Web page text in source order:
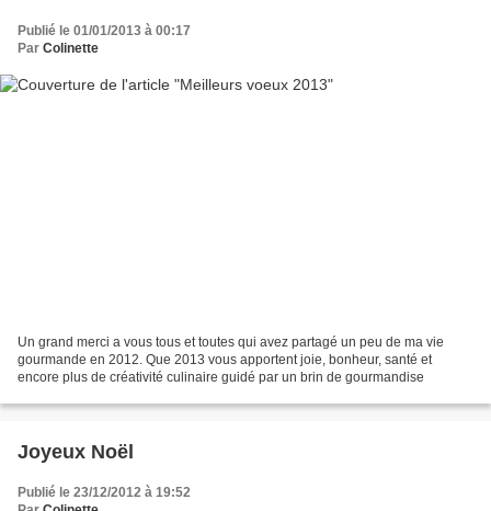
Publié le 01/01/2013 à 00:17
Par Colinette
Un grand merci a vous tous et toutes qui avez partagé un peu de ma vie
gourmande en 2012. Que 2013 vous apportent joie, bonheur, santé et
encore plus de créativité culinaire guidé par un brin de gourmandise
Joyeux Noël
Publié le 23/12/2012 à 19:52